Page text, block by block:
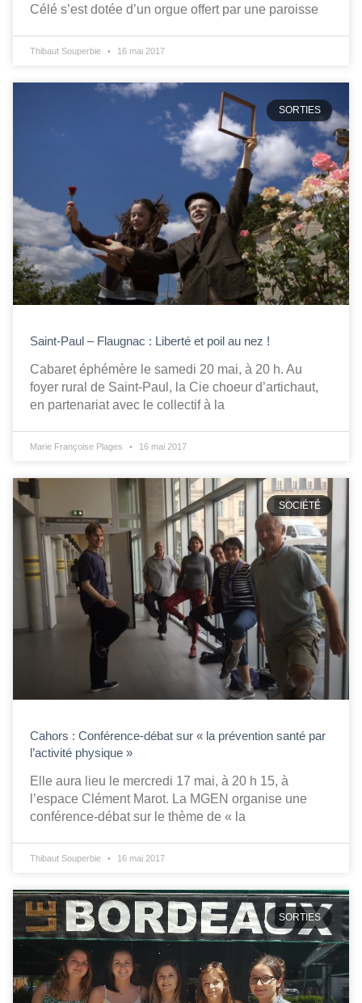
Célé s’est dotée d’un orgue offert par une paroisse
Thibaut Souperbie 16 mai 2017
SORTIES
Saint-Paul – Flaugnac : Liberté et poil au nez !
Cabaret éphémère le samedi 20 mai, à 20 h. Au
foyer rural de Saint-Paul, la Cie choeur d’artichaut,
en partenariat avec le collectif à la
Marie Françoise Plages 16 mai 2017
SOCIÉTÉ
Cahors : Conférence-débat sur « la prévention santé par
l’activité physique »
Elle aura lieu le mercredi 17 mai, à 20 h 15, à
l’espace Clément Marot. La MGEN organise une
conférence-débat sur le thème de « la
Thibaut Souperbie 16 mai 2017
SORTIES